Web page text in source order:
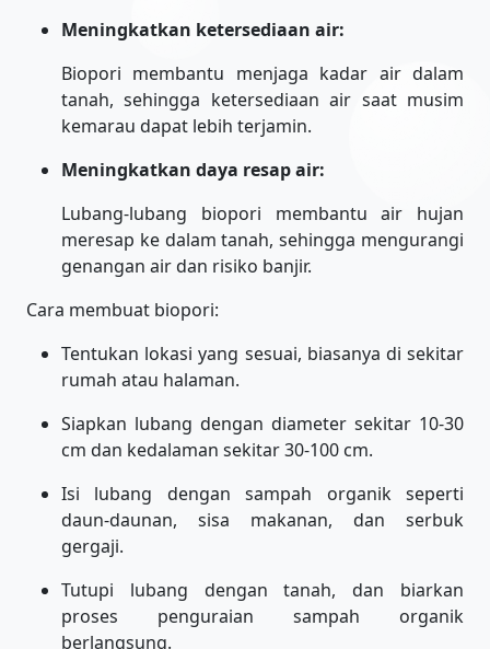
Meningkatkan ketersediaan air:
Biopori membantu menjaga kadar air dalam
tanah, sehingga ketersediaan air saat musim
kemarau dapat lebih terjamin.
Meningkatkan daya resap air:
Lubang-lubang biopori membantu air hujan
meresap ke dalam tanah, sehingga mengurangi
genangan air dan risiko banjir.
Cara membuat biopori:
Tentukan lokasi yang sesuai, biasanya di sekitar
rumah atau halaman.
Siapkan lubang dengan diameter sekitar 10-30
cm dan kedalaman sekitar 30-100 cm.
Isi lubang dengan sampah organik seperti
daun-daunan, sisa makanan, dan serbuk
gergaji.
Tutupi lubang dengan tanah, dan biarkan
proses penguraian sampah organik
berlangsung.